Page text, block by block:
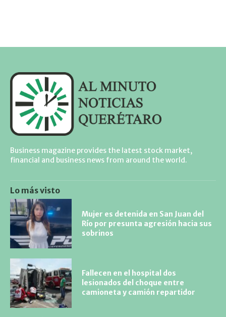
Business magazine provides the latest stock market,
financial and business news from around the world.
Lo más visto
Mujer es detenida en San Juan del
Río por presunta agresión hacia sus
sobrinos
Fallecen en el hospital dos
lesionados del choque entre
camioneta y camión repartidor